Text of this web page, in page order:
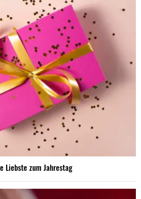
Liebste zum Jahrestag